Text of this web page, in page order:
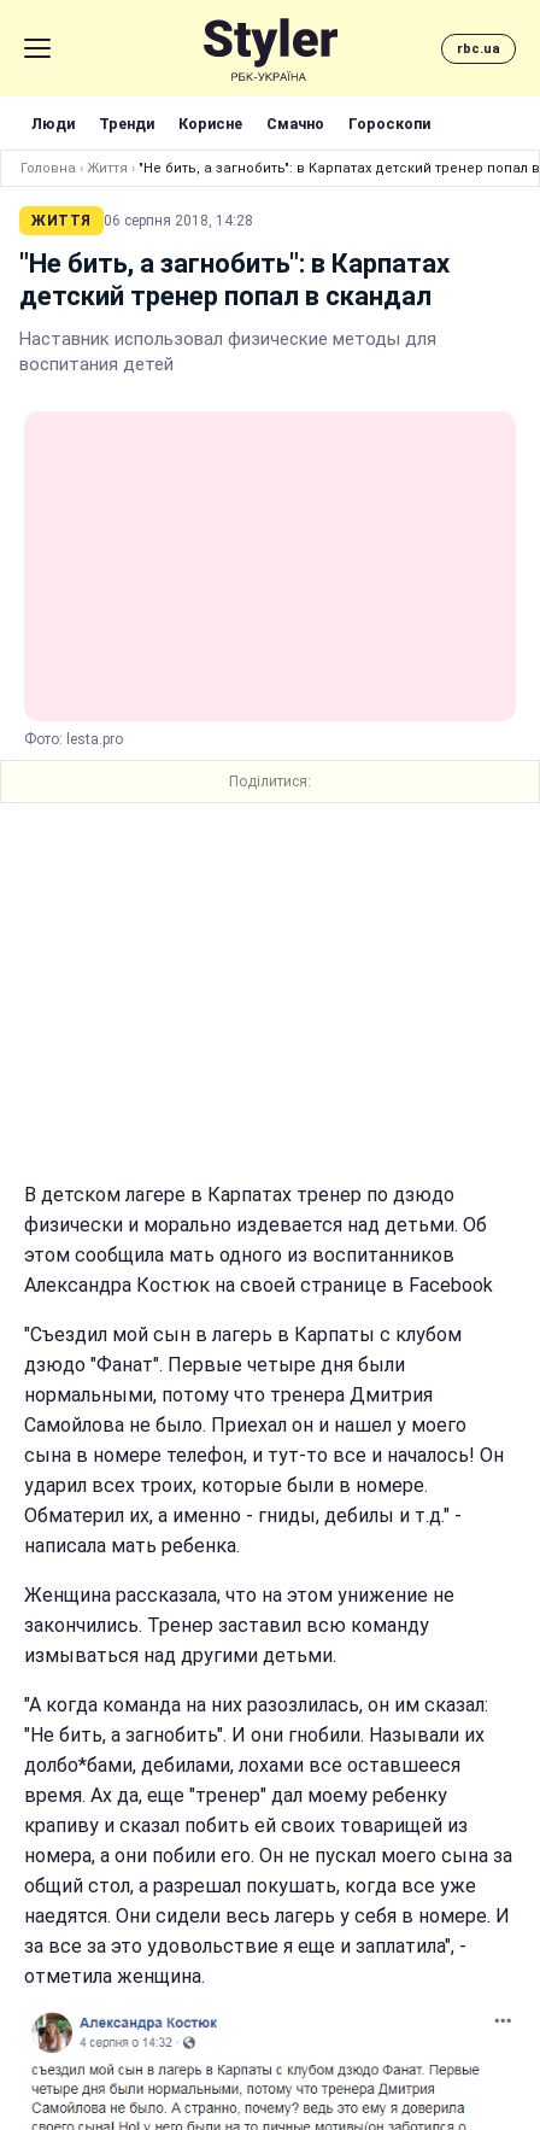
rbc.ua
Люди Тренди Корисне Смачно Гороскопи
Головна › Життя › "Не бить, а загнобить": в Карпатах детский тренер попал
ЖИТТЯ 06 серпня 2018, 14:28
"Не бить, а загнобить": в Карпатах
детский тренер попал в скандал
Наставник использовал физические методы для
воспитания детей
Фото: lesta.pro
Поділитися:
В детском лагере в Карпатах тренер по дзюдо
физически и морально издевается над детьми. Об
этом сообщила мать одного из воспитанников
Александра Костюк на своей странице в Facebook
"Съездил мой сын в лагерь в Карпаты с клубом
дзюдо "Фанат". Первые четыре дня были
нормальными, потому что тренера Дмитрия
Самойлова не было. Приехал он и нашел у моего
сына в номере телефон, и тут-то все и началось! Он
ударил всех троих, которые были в номере.
Обматерил их, а именно - гниды, дебилы и т.д." -
написала мать ребенка.
Женщина рассказала, что на этом унижение не
закончились. Тренер заставил всю команду
измываться над другими детьми.
"А когда команда на них разозлилась, он им сказал:
"Не бить, а загнобить". И они гнобили. Называли их
долбо*бами, дебилами, лохами все оставшееся
время. Ах да, еще "тренер" дал моему ребенку
крапиву и сказал побить ей своих товарищей из
номера, а они побили его. Он не пускал моего сына за
общий стол, а разрешал покушать, когда все уже
наедятся. Они сидели весь лагерь у себя в номере. И
за все за это удовольствие я еще и заплатила", -
отметила женщина.